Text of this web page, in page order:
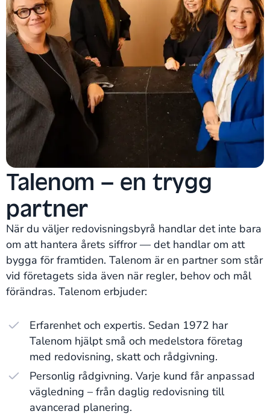
Talenom – en trygg
partner
När du väljer redovisningsbyrå handlar det inte bara
om att hantera årets siffror — det handlar om att
bygga för framtiden. Talenom är en partner som står
vid företagets sida även när regler, behov och mål
förändras. Talenom erbjuder:
Erfarenhet och expertis. Sedan 1972 har
Talenom hjälpt små och medelstora företag
med redovisning, skatt och rådgivning.
Personlig rådgivning. Varje kund får anpassad
vägledning – från daglig redovisning till
avancerad planering.